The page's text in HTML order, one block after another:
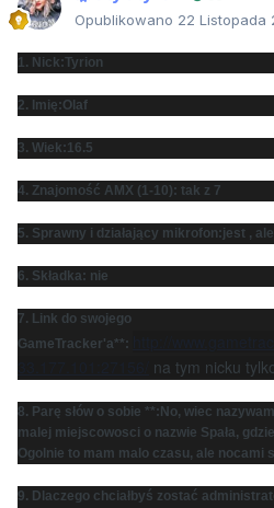
Opublikowano 22 Listopada
1. Nick:Tyrion
2. Imię:Olaf
3. Wiek:16.5
4. Znajomość AMX (1-10): tak z 7
5. Sprawny i działający mikrofon:jest ,
6. Składka: nie
7. Link do swojego
GameTracker'a**:
na tym nicku
8. Parę słów o sobie **:No, wiec
malej miejscowosci o nazwie Spała,
Ogolnie to mam malo czasu, ale nocami
9. Dlaczego chciałbyś zostać